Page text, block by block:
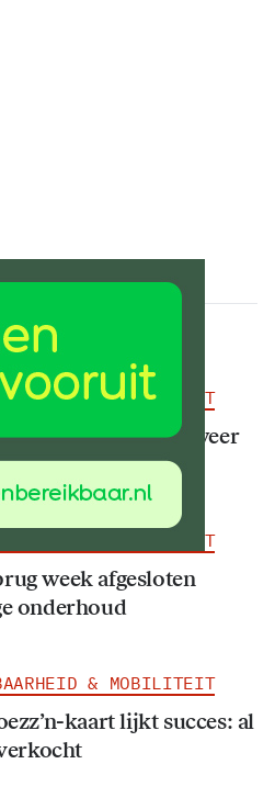
& MOBILITEIT
augustus rijden er weer
& MOBILITEIT
week afgesloten
onderhoud
& MOBILITEIT
kaart lijkt succes: al